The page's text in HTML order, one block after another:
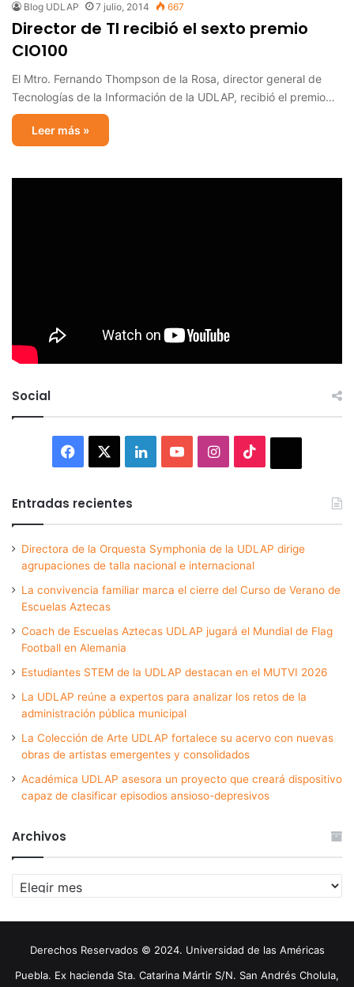
Blog UDLAP 7 julio, 2014 667
Director de TI recibió el sexto premio
CIO100
El Mtro. Fernando Thompson de la Rosa, director general de
Tecnologías de la Información de la UDLAP, recibió el premio…
Leer más »
Social
Facebook LinkedInYouTubeInstagram
Entradas recientes
Directora de la Orquesta Symphonia de la UDLAP dirige
agrupaciones de talla nacional e internacional
La convivencia familiar marca el cierre del Curso de Verano de
Escuelas Aztecas
Coach de Escuelas Aztecas UDLAP jugará el Mundial de Flag
Football en Alemania
Estudiantes STEM de la UDLAP destacan en el MUTVI 2026
La UDLAP reúne a expertos para analizar los retos de la
administración pública municipal
La Colección de Arte UDLAP fortalece su acervo con nuevas
obras de artistas emergentes y consolidados
Académica UDLAP asesora un proyecto que creará dispositivo
capaz de clasificar episodios ansioso-depresivos
Archivos
Archivos
Derechos Reservados © 2024. Universidad de las Américas
Puebla. Ex hacienda Sta. Catarina Mártir S/N. San Andrés Cholula,